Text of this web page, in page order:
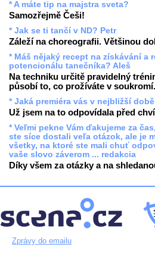
* A máte tip na majstra sveta?
Samozřejmě Češi!
* Jak se ti tančí v ND? Petr
Záleží na choreografii. Většinou
* Máš nějaký recept na získávání a
potencionálu tanečníka? Aleš
Na techniku určitě pravidelný
působí to, co prožíváte v soukromí.
* Jaká premiéra vás v nejbližší
Už jsem na to odpovídala před
* Veľmi pekne Vám ďakujeme za
ste síce dostali veľa otázok, ale je
všetky, na ktoré ste mali chuť
vaše slovo záverom ... redakcia
Díky všem za otázky a na
Zprávy do emailu